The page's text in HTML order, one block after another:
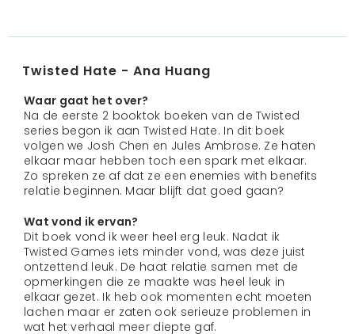
Twisted Hate - Ana Huang
Waar gaat het over?
Na de eerste 2 booktok boeken van de Twisted
series begon ik aan Twisted Hate. In dit boek
volgen we Josh Chen en Jules Ambrose. Ze haten
elkaar maar hebben toch een spark met elkaar.
Zo spreken ze af dat ze een enemies with benefits
relatie beginnen. Maar blijft dat goed gaan?
Wat vond ik ervan?
Dit boek vond ik weer heel erg leuk. Nadat ik
Twisted Games iets minder vond, was deze juist
ontzettend leuk. De haat relatie samen met de
opmerkingen die ze maakte was heel leuk in
elkaar gezet. Ik heb ook momenten echt moeten
lachen maar er zaten ook serieuze problemen in
wat het verhaal meer diepte gaf.